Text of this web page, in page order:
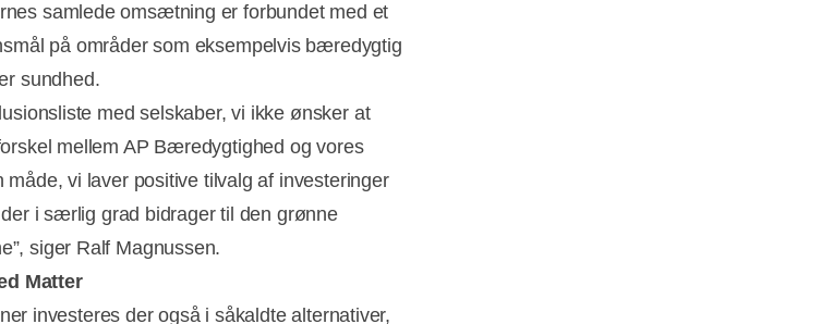
samlede omsætning er forbundet med et
på områder som eksempelvis bæredygtig
sundhed.
med selskaber, vi ikke ønsker at
mellem AP Bæredygtighed og vores
vi laver positive tilvalg af investeringer
i særlig grad bidrager til den grønne
siger Ralf Magnussen.
Matter
investeres der også i såkaldte alternativer,